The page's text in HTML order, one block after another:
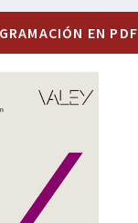
EN PDF